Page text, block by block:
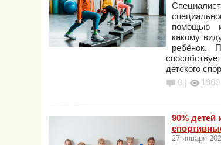
помощью
какому
ребёнок.
детского
0 |
1960
90% детей
27 января